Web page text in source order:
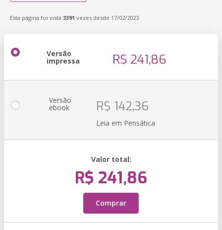
Esta página foi vista 3391 vezes desde 17/02/2023
Versão
impressa R$ 241,86
Versão
ebook R$ 142,36
Leia em Pensática
Valor total:
R$ 241,86
Comprar